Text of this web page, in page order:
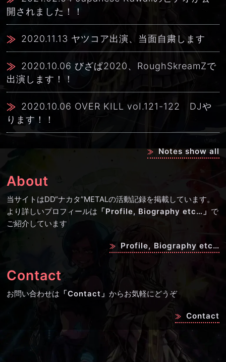
開されました！！
2020.11.13 ヤツコア出演、当面自粛します
2020.10.06 びざぱ2020、RoughSkreamZで
出演します！！
2020.10.06 OVER KILL voI.121-122 DJや
ります！！
Notes show all
About
当サイトはDD“ナカタ”METALの活動記録を掲載しています。
より詳しいプロフィールは 「Profile, Biography etc…」 で
ご紹介しています
Profile, Biography etc…
Contact
お問い合わせは 「Contact」 からお気軽にどうぞ
Contact